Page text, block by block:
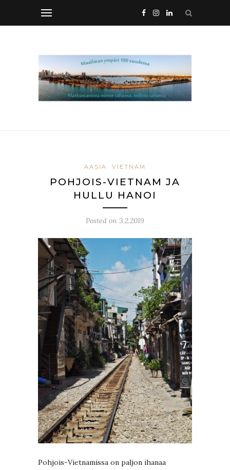
AASIA VIETNAM
POHJOIS-VIETNAM JA
HULLU HANOI
Posted on 3.2.2019
Pohjois-Vietnamissa on paljon ihanaa